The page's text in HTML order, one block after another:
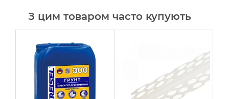
З цим товаром часто купують